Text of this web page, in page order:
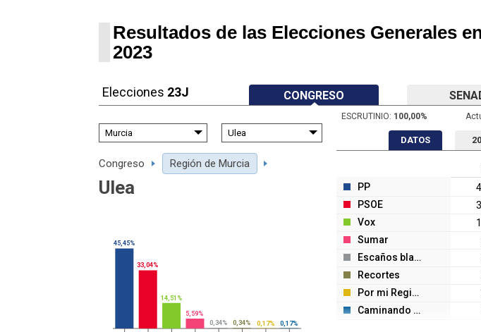
Resultados de las Elecciones Generales
2023
Elecciones 23J CONGRESO
ESCRUTINIO: 100,00%
Congreso Región de Murcia
Ulea
45,45%
33,04%
14,51%
5,59%
0,34%
0,34% 0,17% 0,17%
DATOS
PP
PSOE
Vox
Sumar
Escaños blanco
Recortes
Por mi Región
Caminando J.